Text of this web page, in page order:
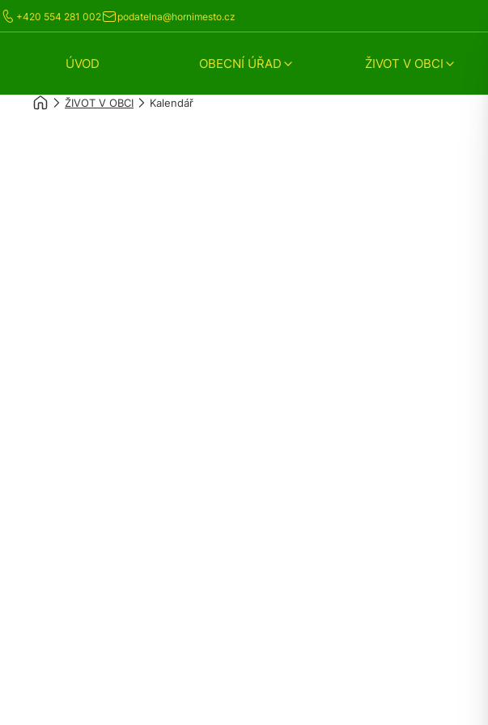
+420 554 281 002 podatelna@hornimesto.cz
ÚVOD OBECNÍ ÚŘAD ŽIVOT V OBCI
ŽIVOT V OBCI Kalendář